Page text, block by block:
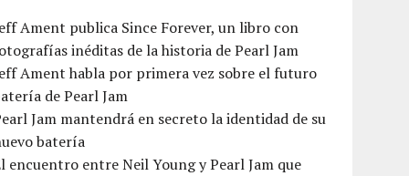
Ament publica Since Forever, un libro con
inéditas de la historia de Pearl Jam
Ament habla por primera vez sobre el futuro
de Pearl Jam
Jam mantendrá en secreto la identidad de su
batería
encuentro entre Neil Young y Pearl Jam que